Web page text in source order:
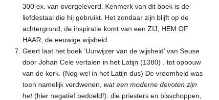
300 ex. van overgeleverd. Kenmerk van dit boek is de
liefdestaal die hij gebruikt. Het zondaar zijn blijft op de
achtergrond, de inspiratie komt van een ZIJ, HEM OF
HAAR, de eeuwige wijsheid.
Geert laat het boek ‘Uurwijzer van de wijsheid’ van Seuse
door Johan Cele vertalen in het Latijn (1380) , tot opbouw
van de kerk. (Nog wel in het Latijn dus) De vroomheid was
toen namelijk verdwenen, wat een moderne devoten zijn
het(hier negatief bedoeld!): die priesters en bisschoppen,